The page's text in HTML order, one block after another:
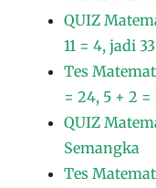
QUIZ
11 = 4, jadi
Tes
= 24, 5 + 2 =
QUIZ
Semangka
Tes